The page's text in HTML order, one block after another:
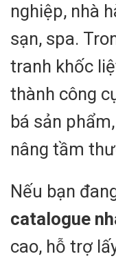
nghiệp, nhà
sạn, spa.
tranh khốc
thành công
bá sản
nâng tầm
Nếu bạn
catalogue
cao, hỗ trợ